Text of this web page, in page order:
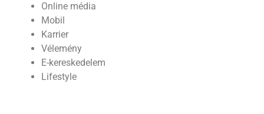
Online média
Mobil
Karrier
Vélemény
E-kereskedelem
Lifestyle